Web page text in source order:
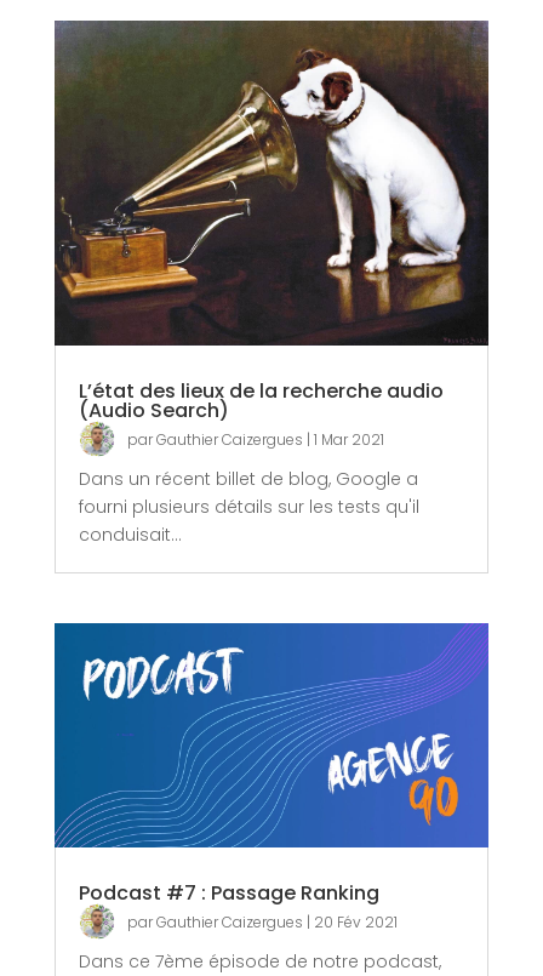
L’état des lieux de la recherche audio
(Audio Search)
parGauthier Caizergues | 1 Mar 2021
Dans un récent billet de blog, Google a
fourni plusieurs détails sur les tests qu'il
conduisait...
Podcast #7 : Passage Ranking
parGauthier Caizergues | 20 Fév 2021
Dans ce 7ème épisode de notre podcast,